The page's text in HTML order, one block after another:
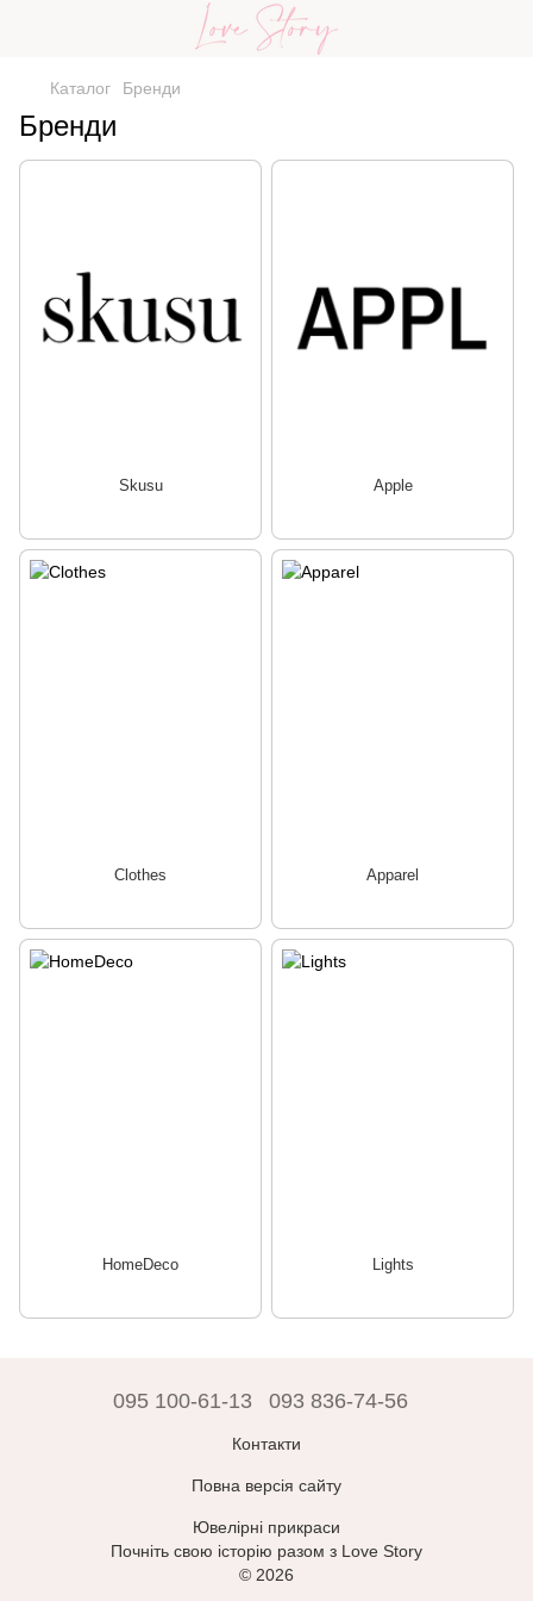
Каталог Бренди
Бренди
Skusu Apple
Clothes Apparel
HomeDeco Lights
095 100-61-13 093 836-74-56
Контакти
Повна версія сайту
Ювелірні прикраси
Почніть свою історію разом з Love Story
© 2026